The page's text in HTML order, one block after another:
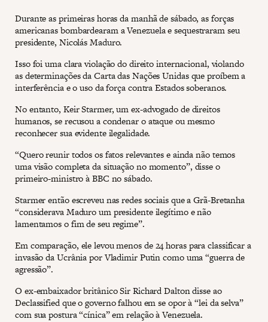
Durante as primeiras horas da manhã de sábado, as forças
americanas bombardearam a Venezuela e sequestraram seu
presidente, Nicolás Maduro.
Isso foi uma clara violação do direito internacional, violando
as determinações da Carta das Nações Unidas que proíbem a
interferência e o uso da força contra Estados soberanos.
No entanto, Keir Starmer, um ex-advogado de direitos
humanos, se recusou a condenar o ataque ou mesmo
reconhecer sua evidente ilegalidade.
“Quero reunir todos os fatos relevantes e ainda não temos
uma visão completa da situação no momento”, disse o
primeiro-ministro à BBC no sábado.
Starmer então escreveu nas redes sociais que a Grã-Bretanha
“considerava Maduro um presidente ilegítimo e não
lamentamos o fim de seu regime”.
Em comparação, ele levou menos de 24 horas para classificar a
invasão da Ucrânia por Vladimir Putin como uma “guerra de
agressão”.
O ex-embaixador britânico Sir Richard Dalton disse ao
Declassified que o governo falhou em se opor à “lei da selva”
com sua postura “cínica” em relação à Venezuela.